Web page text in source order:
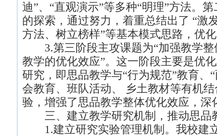
迪”、“直观演示”等多种“明理”方法。
的探索，通过努力，着重总结出了 “激
方法、树立榜样”等基本模式思路，优
3.第三阶段主攻课题为“加强教学整
教学的优化效应”。这一阶段主要是优
研究，即思品教学与“行为规范”教育、
会教育、班队活动、 乡土教材等有机
验，增强了思品教学整体优化效应，深
三、建立教学研究机制，推动思品
1.建立研究实验管理机制。我校建